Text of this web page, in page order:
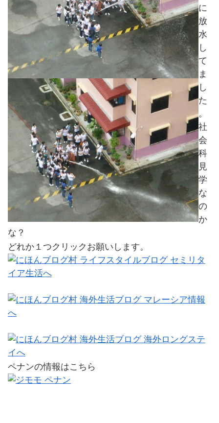
に
放
水
し
て
ま
し
た
。
社
会
科
見
学
な
の
か
な？
どれか１つクリックお願いします。
ペナンの情報はこちら